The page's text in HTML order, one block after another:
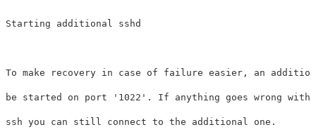
Starting additional sshd
To make recovery in case of failure easier, an
be started on port '1022'. If anything goes wrong
ssh you can still connect to the additional one.